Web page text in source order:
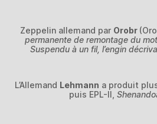
Zeppelin allemand par Orobr
permanente de remontage du
Suspendu à un fil, l’engin
L’Allemand Lehmann a produit
puis EPL-II,